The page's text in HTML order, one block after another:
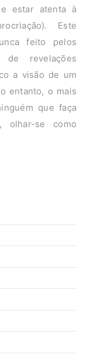
estar atenta à
Este
feito pelos
revelações
a visão de um
entanto, o mais
que faça
olhar-se como